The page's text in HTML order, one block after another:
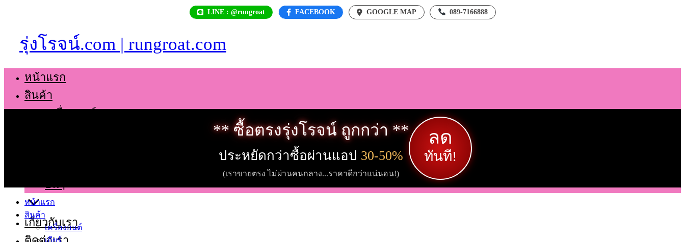
LINE : @rungroat FACEBOOK GOOGLE MAP 089-7166888
รุ่งโรจน์.com | rungroat.com
หน้าแรก
สินค้า
เครื่องยนต์
อื่นๆ
เกี่ยวกับเรา
** ซื้อตรงรุ่งโรจน์ ถูกกว่า **
ประหยัดกว่าซื้อผ่านแอป 30-50%
(เราขายตรง ไม่ผ่านคนกลาง...ราคาดีกว่าแน่นอน!)
ลด
ทันที!
หน้าแรก
สินค้า
เครื่องยนต์
เกียร์